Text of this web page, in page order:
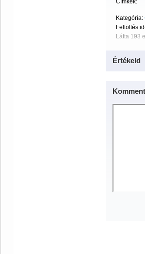
Címkék:
Kategória:
Feltöltés
Látta 193
Értékeld